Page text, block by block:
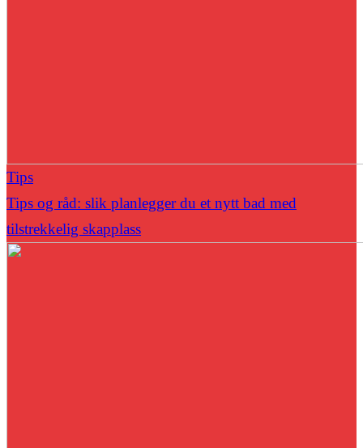
Tips
Tips og råd: slik planlegger du et nytt bad med
tilstrekkelig skapplass